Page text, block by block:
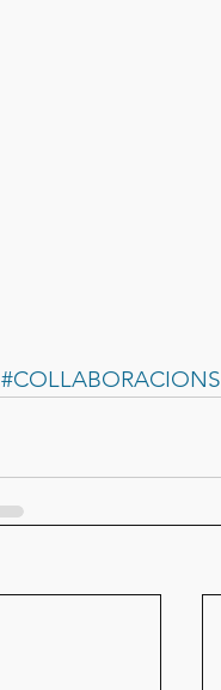
#COLLABORACIONS